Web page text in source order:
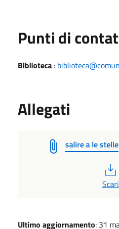
Punti di
Biblioteca :
Allegati
salire a le stelle
PDF
Ultimo aggiornamento: 31